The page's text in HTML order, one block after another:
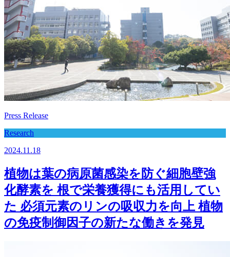
Press Release
Research
2024.11.18
植物は葉の病原菌感染を防ぐ細胞壁強
化酵素を 根で栄養獲得にも活用してい
た 必須元素のリンの吸収力を向上 植物
の免疫制御因子の新たな働きを発見